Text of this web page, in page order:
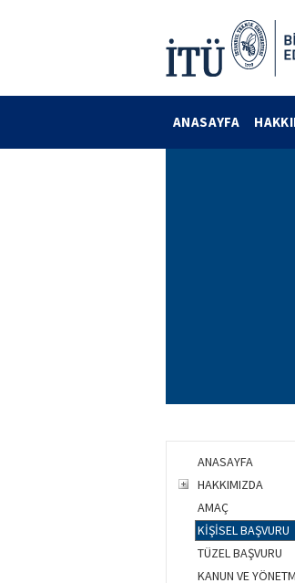
ANASAYFA
ANASAYFA
HAKKIMIZDA
AMAÇ
KİŞİSEL BAŞVURU
TÜZEL BAŞVURU